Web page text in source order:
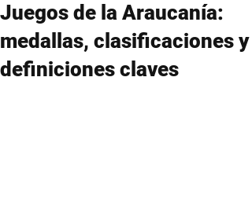
Juegos de la Araucanía:
medallas, clasificaciones y
definiciones claves